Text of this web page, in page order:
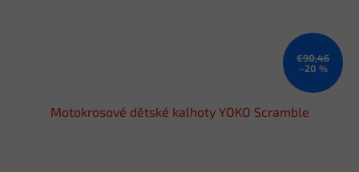
€90,46
–20 %
Motokrosové dětské kalhoty YOKO Scramble